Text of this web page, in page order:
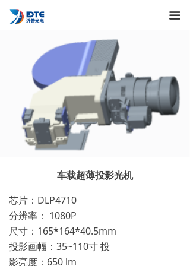
끀
车载超薄投影光机
芯片：DLP4710
分辨率： 1080P
尺寸：165*164*40.5mm
投影画幅：35~110寸 投
影亮度：650 lm